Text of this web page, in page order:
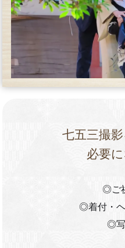
七五三撮
必要
◎ご
◎着付・
◎写